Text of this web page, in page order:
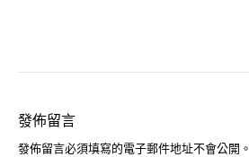
發佈留言
發佈留言必須填寫的電子郵件地址不會公開。